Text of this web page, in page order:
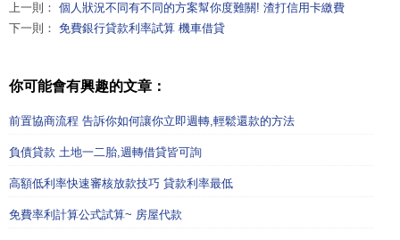
上一則： 個人狀況不同有不同的方案幫你度難關! 渣打信用卡繳費
下一則： 免費銀行貸款利率試算 機車借貸
你可能會有興趣的文章：
前置協商流程 告訴你如何讓你立即週轉,輕鬆還款的方法
負債貸款 土地一二胎,週轉借貸皆可詢
高額低利率快速審核放款技巧 貸款利率最低
免費率利計算公式試算~ 房屋代款